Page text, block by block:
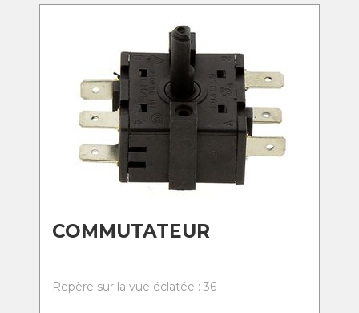
COMMUTATEUR
Repère sur la vue éclatée : 36